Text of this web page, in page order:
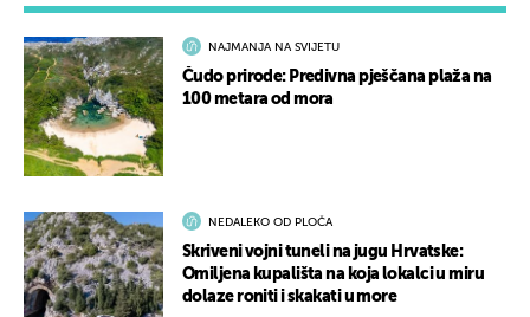
NAJMANJA NA SVIJETU
Čudo prirode: Predivna pješčana plaža na
100 metara od mora
NEDALEKO OD PLOČA
Skriveni vojni tuneli na jugu Hrvatske:
Omiljena kupališta na koja lokalci u miru
dolaze roniti i skakati u more